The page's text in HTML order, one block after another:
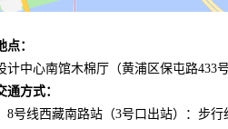
点：
计中心南馆木棉厅（黄浦区保屯路433号
通方式：
8号线西藏南路站（3号口出站）：步行